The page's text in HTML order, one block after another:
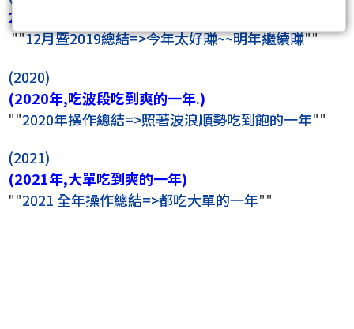
2019年度再度全年高勝率.
""12月暨2019總結=>今年太好賺~~明年繼續賺""
(2020)
(2020年,吃波段吃到爽的一年.)
""2020年操作總結=>照著波浪順勢吃到飽的一年""
(2021)
(2021年,大單吃到爽的一年)
""2021 全年操作總結=>都吃大單的一年""